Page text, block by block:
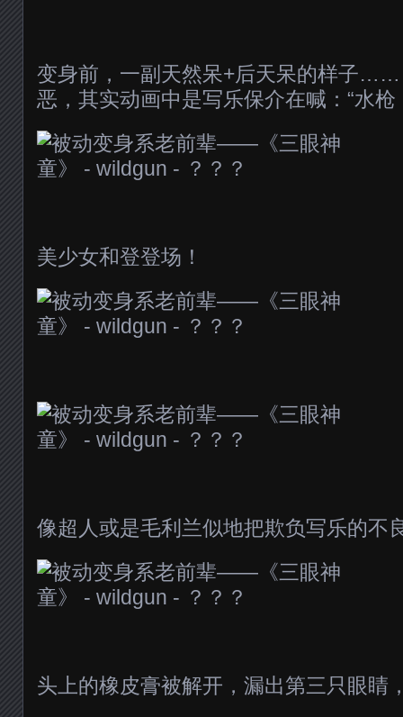
变身前，一副天然呆+后天呆的样子……
恶，其实动画中是写乐保介在喊：“水枪
美少女和登登场！
像超人或是毛利兰似地把欺负写乐的
头上的橡皮膏被解开，漏出第三只眼睛